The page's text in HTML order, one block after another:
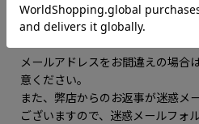
メールアドレス [必須]
メールアドレスをお間違えの場合
意ください。
また、弊店からのお返事が迷惑メ
ございますので、迷惑メールフォ